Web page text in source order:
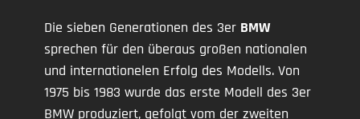
Die sieben Generationen des 3er BMW
sprechen für den überaus großen nationalen
und internationelen Erfolg des Modells. Von
1975 bis 1983 wurde das erste Modell des 3er
BMW produziert, gefolgt vom der zweiten